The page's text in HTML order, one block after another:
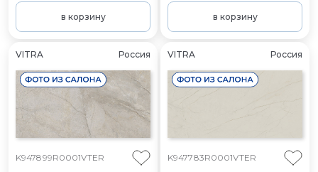
в корзину в корзину
VITRA Россия
K947899R0001VTER
VITRA Россия
K947783R0001VTER